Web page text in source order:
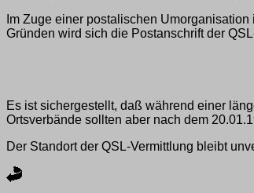
Im Zuge einer postalischen
Gründen wird sich die Postanschrift der
Es ist sichergestellt, daß während einer
Ortsverbände sollten aber nach dem
Der Standort der QSL-Vermittlung bleibt